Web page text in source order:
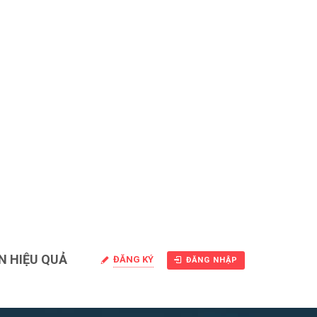
HIỆU QUẢ ĐĂNG KÝ ĐĂNG NHẬP